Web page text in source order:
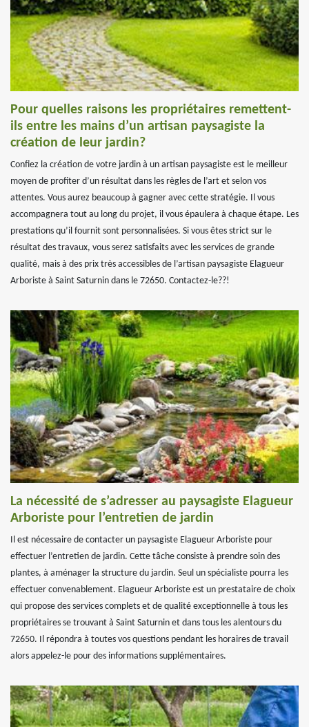
Pour quelles raisons les propriétaires remettent-
ils entre les mains d’un artisan paysagiste la
création de leur jardin?
Confiez la création de votre jardin à un artisan paysagiste est le meilleur
moyen de profiter d’un résultat dans les règles de l’art et selon vos
attentes. Vous aurez beaucoup à gagner avec cette stratégie. Il vous
accompagnera tout au long du projet, il vous épaulera à chaque étape. Les
prestations qu’il fournit sont personnalisées. Si vous êtes strict sur le
résultat des travaux, vous serez satisfaits avec les services de grande
qualité, mais à des prix très accessibles de l’artisan paysagiste Elagueur
Arboriste à Saint Saturnin dans le 72650. Contactez-le??!
La nécessité de s’adresser au paysagiste Elagueur
Arboriste pour l’entretien de jardin
Il est nécessaire de contacter un paysagiste Elagueur Arboriste pour
effectuer l’entretien de jardin. Cette tâche consiste à prendre soin des
plantes, à aménager la structure du jardin. Seul un spécialiste pourra les
effectuer convenablement. Elagueur Arboriste est un prestataire de choix
qui propose des services complets et de qualité exceptionnelle à tous les
propriétaires se trouvant à Saint Saturnin et dans tous les alentours du
72650. Il répondra à toutes vos questions pendant les horaires de travail
alors appelez-le pour des informations supplémentaires.